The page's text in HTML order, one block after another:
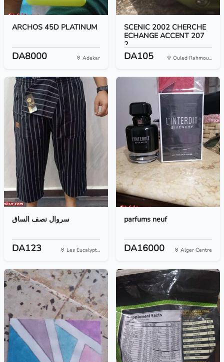
ARCHOS 45D PLATINUM
DA8000 Adekar
SCENIC 2002 CHERCHE
ECHANGE ACCENT 207
2...
DA105 Ouled Rahmou...
سروال نصف الساق
DA123 Les Eucalypt...
parfums neuf
DA16000 Alger Centre